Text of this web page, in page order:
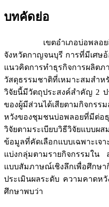
บทคัดย่อ
เขตอำเภอบ่อพลอยถือ
จังหวัดกาญจนบุรี การที่มีเศษ
แนวคิดการทำธุรกิจการผลิต
วัสดุธรรมชาติที่เหมาะสมสำ
วิจัยนี้มีวัตถุประสงค์สำคัญ 2
ของผู้มีส่วนได้เสียตามกิจกรร
หวังของชุมชนบ่อพลอยที่มีต่อ
วิจัยตามระเบียบวิธีวิจัยแบบผ
ข้อมูลที่คัดเลือกแบบเฉพาะเ
แบ่งกลุ่มตามรายกิจกรรมใน
แบบสัมภาษณ์เชิงลึกเพื่อศึกษ
ประเมินผลระดับ ความคาดห
ศึกษาพบว่า